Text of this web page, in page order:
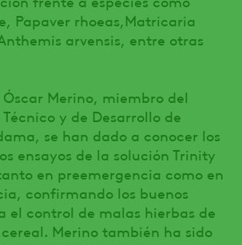
Papaver rhoeas,Matricaria
arvensis, entre otras
Merino, miembro del
y de Desarrollo de
se han dado a conocer los
ensayos de la solución Trinity
en preemergencia como en
confirmando los buenos
el control de malas hierbas de
Merino también ha sido